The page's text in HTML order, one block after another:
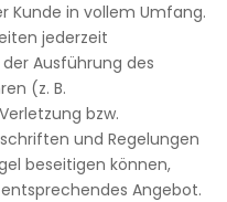
Kunde in vollem Umfang.
jederzeit
Ausführung des
(z. B.
bzw.
und Regelungen
beseitigen können,
Angebot.